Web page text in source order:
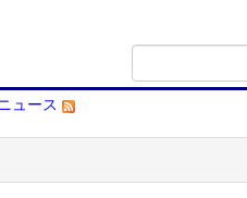
ュース